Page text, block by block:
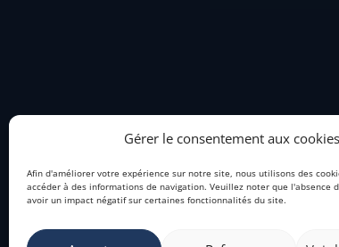
Gérer le consentement aux cookies
Afin d'améliorer votre expérience sur notre site, nous utilisons des
accéder à des informations de navigation. Veuillez noter que l'absence
avoir un impact négatif sur certaines fonctionnalités du site.